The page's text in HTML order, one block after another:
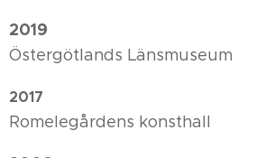
2019
Östergötlands Länsmuseum
2017
Romelegårdens konsthall